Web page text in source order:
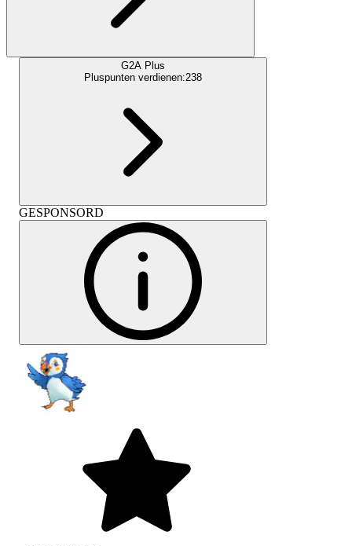
G2A Plus
Pluspunten verdienen:238
GESPONSORD